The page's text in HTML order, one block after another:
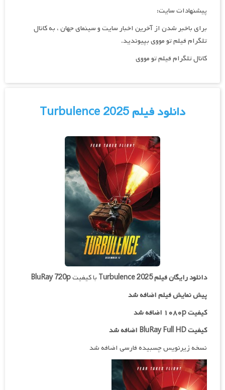
پیشنهادات سایت:
برای باخبر شدن از آخرین اخبار سایت و سینمای جهان ، به کانال
تلگرام فیلم تو مووی بپیوندید.
کانال تلگرام فیلم تو مووی
دانلود فیلم Turbulence 2025
دانلود رایگان فیلمTurbulence 2025 با کیفیتBluRay 720p
پیش نمایش فیلم اضافه شد
کیفیت ۱۰۸۰p اضافه شد
کیفیت BluRay Full HD اضافه شد
نسخه زیرنویس چسبیده فارسی اضافه شد